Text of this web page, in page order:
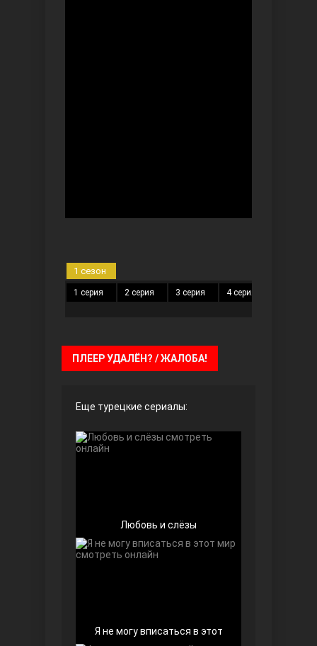
Чёрно-белая любовь
Девушка за стеклом
1 сезон
1 серия 2 серия 3 серия 4 серия
ПЛЕЕР УДАЛЁН? / ЖАЛОБА!
Еще турецкие сериалы:
Любовь и слёзы
Я не могу вписаться в этот